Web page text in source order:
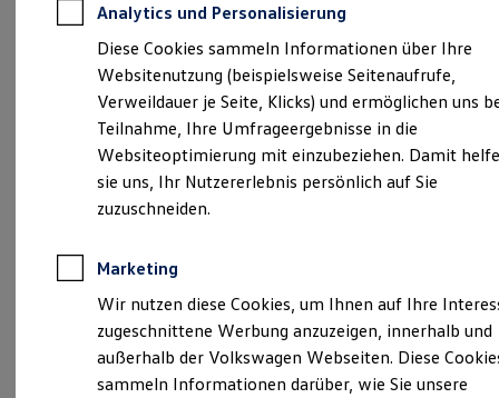
Kfz-Versicherung
Restschuldversicherungen
Garantien
Wartungsverträge
Geschäftskunden
Professional Class bei Volkswagen
Großkunden
Behörden
Direktkunden
Sonderfahrzeuge
Anpfiff zum Gewinn
Elektroautos
ID. Tutorials
Elektrofahrzeugkonzepte
Reichweite
Reichweite der ID. Modelle
Reichweite im Winter
Verantwortlich für die Inhalte auf dieser Seite ist die Autohaus Am
Tannenkamp GmbH & Co. KG (Impressum & Rechtliches)
Am Tannenkamp 91, 26316 Varel
info@am-tannenkamp.de
Montag
Sonntag
Geschlossen
Analytics und Personalisierung
Diese Cookies sammeln Informationen über Ihre
Websitenutzung (beispielsweise Seitenaufrufe,
Verweildauer je Seite, Klicks) und ermöglichen uns
Teilnahme, Ihre Umfrageergebnisse in die
Websiteoptimierung mit einzubeziehen. Damit
sie uns, Ihr Nutzererlebnis persönlich auf Sie
zuzuschneiden.
Marketing
Wir nutzen diese Cookies, um Ihnen auf Ihre
zugeschnittene Werbung anzuzeigen, innerhalb und
außerhalb der Volkswagen Webseiten. Diese
sammeln Informationen darüber, wie Sie unsere